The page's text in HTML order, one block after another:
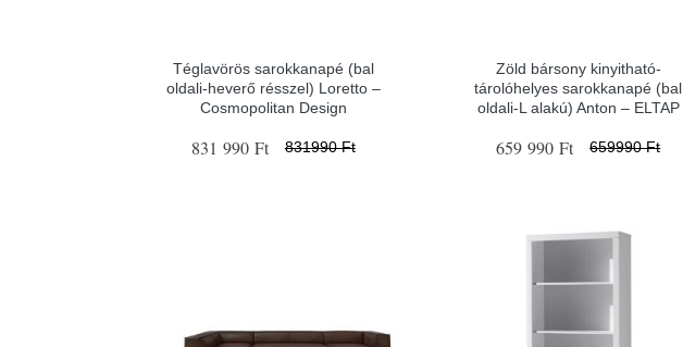
Téglavörös sarokkanapé (bal
oldali-heverő résszel) Loretto –
Cosmopolitan Design
831 990 Ft 831990 Ft
Zöld bársony kinyitható-
tárolóhelyes sarokkanapé (bal
oldali-L alakú) Anton – ELTAP
659 990 Ft 659990 Ft